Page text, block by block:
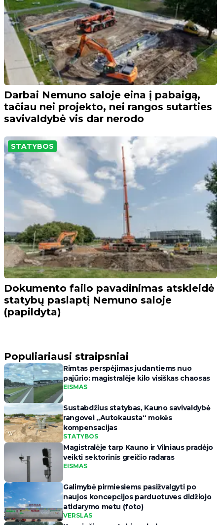
Darbai Nemuno saloje eina į pabaigą,
tačiau nei projekto, nei rangos sutarties
savivaldybė vis dar nerodo
STATYBOS
Dokumento failo pavadinimas atskleidė
statybų paslaptį Nemuno saloje
(papildyta)
Populiariausi straipsniai
Rimtas perspėjimas judantiems nuo
pajūrio: magistralėje kilo visiškas chaosas
EISMAS
Sustabdžius statybas, Kauno savivaldybė
rangovei „Autokausta“ mokės
kompensacijas
STATYBOS
Magistralėje tarp Kauno ir Vilniaus pradėjo
veikti sektorinis greičio radaras
EISMAS
Galimybė pirmiesiems pasižvalgyti po
naujos koncepcijos parduotuves didžiojo
atidarymo metu (foto)
VERSLAS